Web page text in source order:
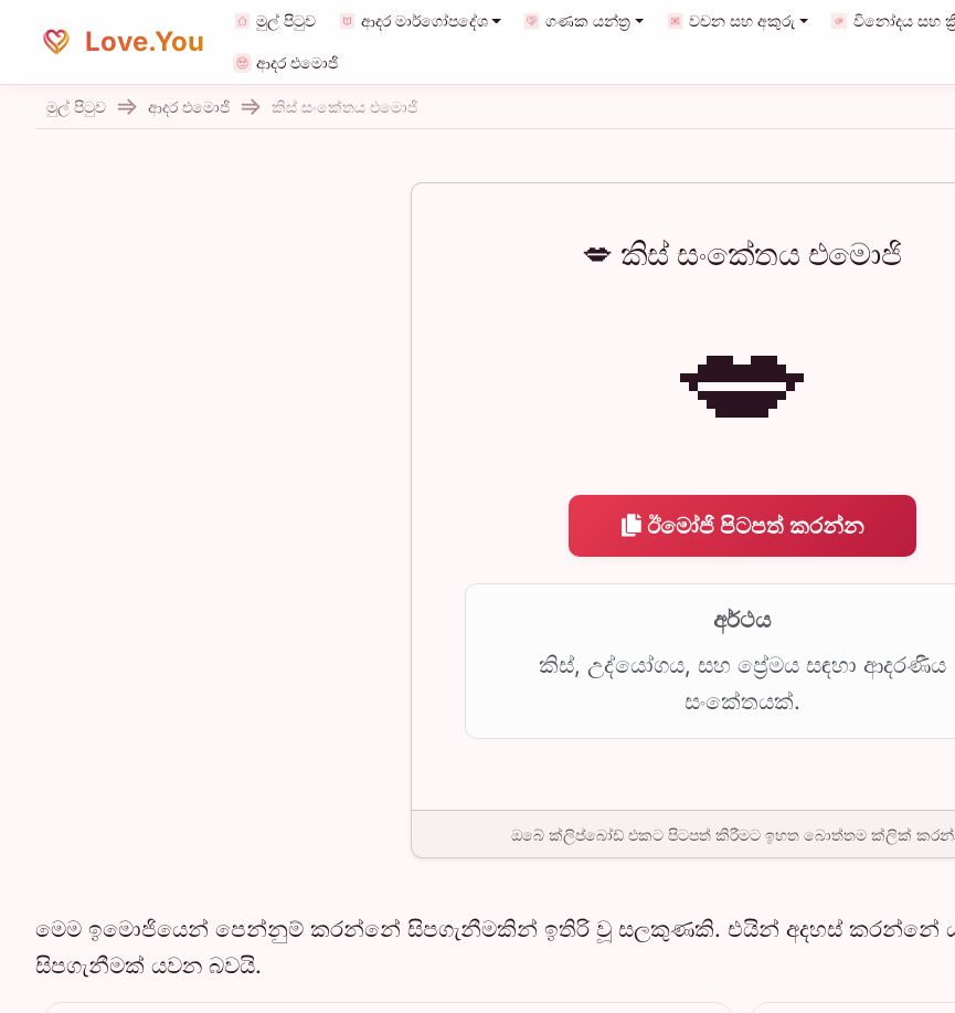
Love.You
මුල් පිටුව ආදර මාර්ගෝපදේශ ගණක යන්ත්‍ර වචන සහ අකුරු විනෝදය සහ
ආදර එමොජි
මුල් පිටුව ආදර එමොජි කිස් සංකේතය එමොජි
💋 කිස් සංකේතය එමොජි
💋
ඊමෝජි පිටපත් කරන්න
අර්ථය
කිස්, උද්යෝගය, සහ ප්‍රේමය සඳහා ආදරණීය
සංකේතයක්.
ඔබේ ක්ලිප්බෝඩ් එකට පිටපත් කිරීමට ඉහත බොත්තම ක්ලික්
මෙම ඉමොජියෙන් පෙන්නුම් කරන්නේ සිපගැනීමකින් ඉතිරි වූ සලකුණකි. එයින් අදහස් කරන්නේ
සිපගැනීමක් යවන බවයි.